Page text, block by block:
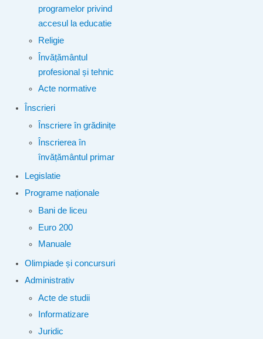
programelor privind
accesul la educatie
Religie
Învățământul
profesional și tehnic
Acte normative
Înscrieri
Înscriere în grădinițe
Înscrierea în
învățământul primar
Legislatie
Programe naționale
Bani de liceu
Euro 200
Manuale
Olimpiade și concursuri
Administrativ
Acte de studii
Informatizare
Juridic